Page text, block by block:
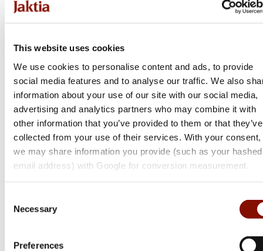
This website uses cookies
We use cookies to personalise content and ads, to provide
social media features and to analyse our traffic. We also
information about your use of our site with our social media,
advertising and analytics partners who may combine it with
other information that you’ve provided to them or that they’ve
collected from your use of their services. With your consent,
we may share information you provide (such as your hashed
email address) with Google for conversion measurement.
Selection
Necessary
Preferences
Mikado
Stoppers - Swivel Protector
Från 29 kr
Online: Få i lager